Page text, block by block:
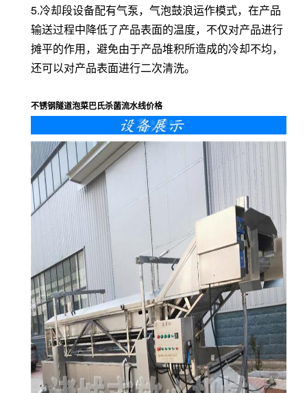
5.冷却段设备配有气泵，气泡鼓浪运作模式，在产品
输送过程中降低了产品表面的温度，不仅对产品进行
摊平的作用，避免由于产品堆积所造成的冷却不均，
还可以对产品表面进行二次清洗。
不锈钢隧道泡菜巴氏杀菌流水线价格